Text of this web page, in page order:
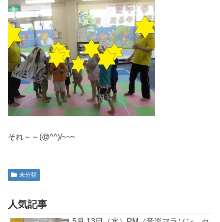
それ～～(@^^)/~~~
未分類
人気記事